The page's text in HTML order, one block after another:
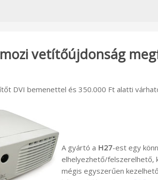
vetítőújdonság
DVI bemenettel és 350.000 Ft alatti
A gyártó a H27-est egy
elhelyezhető/felszerelhető,
mégis egyszerűen